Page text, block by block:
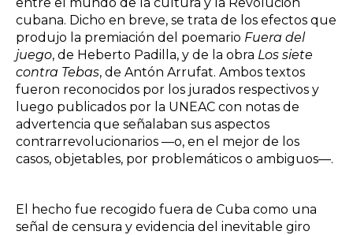
cubana. Dicho en breve, se trata de los efectos que
produjo la premiación del poemario Fuera del
juego, de Heberto Padilla, y de la obra Los siete
contra Tebas, de Antón Arrufat. Ambos textos
fueron reconocidos por los jurados respectivos y
luego publicados por la UNEAC con notas de
advertencia que señalaban sus aspectos
contrarrevolucionarios —o, en el mejor de los
casos, objetables, por problemáticos o ambiguos—.
El hecho fue recogido fuera de Cuba como una
señal de censura y evidencia del inevitable giro